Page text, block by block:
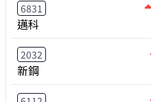
6831
邁科
2032
新鋼